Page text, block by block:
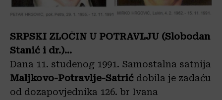
SRPSKI ZLOČIN U POTRAVLJU (Slobodan
Stanić i dr.)…
Dana 11. studenog 1991. Samostalna satnija
Maljkovo-Potravlje-Satrić dobila je zadaću
od dozapovjednika 126. br Ivana